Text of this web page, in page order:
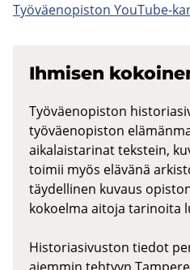
Työ­väen­opis­ton YouTube-​
Ih­mi­sen
Työväenopiston
työväenopiston
aikalaistarinat tekstein,
toimii myös elävänä
täydellinen kuvaus
kokoelma aitoja tarinoita
Historiasivuston tiedot